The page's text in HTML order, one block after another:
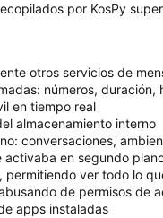
por KosPy
otros servicios de
números, duración,
en tiempo real
almacenamiento interno
conversaciones,
activaba en segundo
ver todo lo
de permisos de
apps instaladas